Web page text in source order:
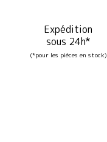
Expédition
sous 24h*
(*pour les pièces en stock)